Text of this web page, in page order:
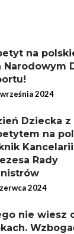
na
Narodowym
2024
Dziecka z
na
Kancelarii
Rady
2024
nie wiesz